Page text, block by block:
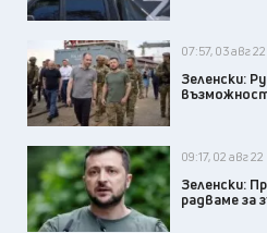
07:57, 03 авг 22
Зеленски:
09:17, 02 авг 22
Зеленски:
радваме за